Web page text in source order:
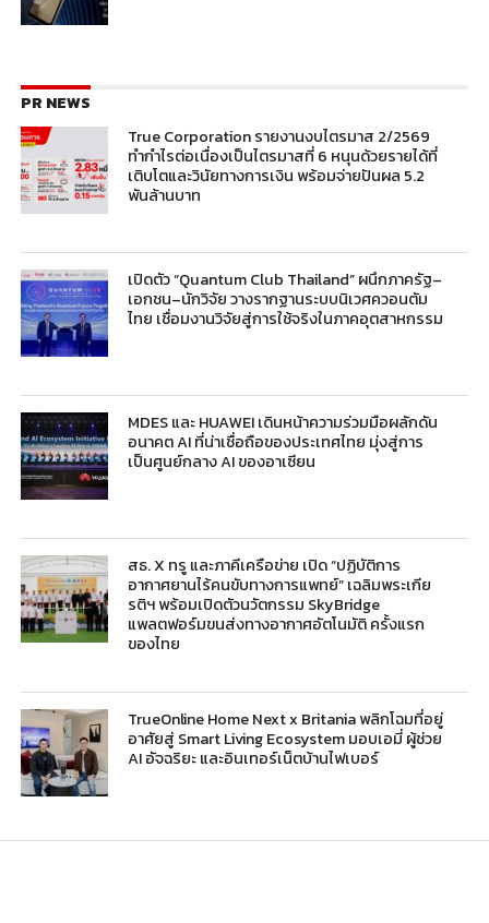
PR NEWS
True Corporation รายงานงบไตรมาส 2/2569
ทำกำไรต่อเนื่องเป็นไตรมาสที่ 6 หนุนด้วยรายได้ที่
เติบโตและวินัยทางการเงิน พร้อมจ่ายปันผล 5.2
พันล้านบาท
เปิดตัว “Quantum Club Thailand” ผนึกภาครัฐ–
เอกชน–นักวิจัย วางรากฐานระบบนิเวศควอนตัม
ไทย เชื่อมงานวิจัยสู่การใช้จริงในภาคอุตสาหกรรม
MDES และ HUAWEI เดินหน้าความร่วมมือผลักดัน
อนาคต AI ที่น่าเชื่อถือของประเทศไทย มุ่งสู่การ
เป็นศูนย์กลาง AI ของอาเซียน
สธ. X ทรู และภาคีเครือข่าย เปิด “ปฏิบัติการ
อากาศยานไร้คนขับทางการแพทย์” เฉลิมพระเกีย
รติฯ พร้อมเปิดตัวนวัตกรรม SkyBridge
แพลตฟอร์มขนส่งทางอากาศอัตโนมัติ ครั้งแรก
ของไทย
TrueOnline Home Next x Britania พลิกโฉมที่อยู่
อาศัยสู่ Smart Living Ecosystem มอบเอมี่ ผู้ช่วย
AI อัจฉริยะ และอินเทอร์เน็ตบ้านไฟเบอร์